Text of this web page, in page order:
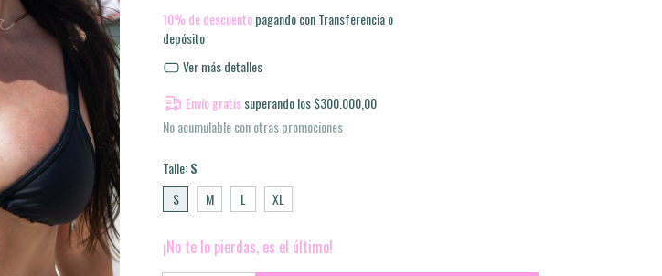
10% de descuentopagando con Transferencia o
depósito
Ver más detalles
Envío gratissuperando los$300.000,00
No acumulable con otras promociones
Talle:S
S
M L XL
¡No te lo pierdas, es el último!